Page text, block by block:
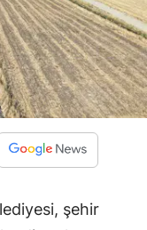
şehir